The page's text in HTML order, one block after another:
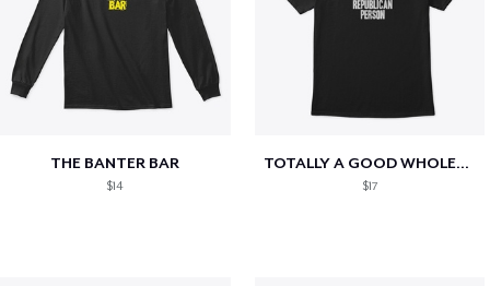
THE BANTER BAR
$14
TOTALLY A GOOD WHOLESOME CHRISTIAN...
$17